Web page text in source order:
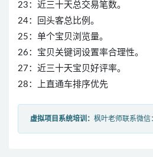
23：近三十天总交易笔数。
24：回头客总比例。
25：单个宝贝浏览量。
26：宝贝关键词设置率合理性。
27：近三十天宝贝好评率。
28：上直通车排序优先
虚拟项目系统培训： 枫叶老师联系微信